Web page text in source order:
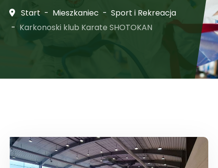
Start Mieszkaniec
Sport i Rekreacja
Karkonoski klub Karate SHOTOKAN